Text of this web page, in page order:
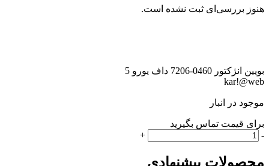
هنوز بررسی‌ای ثبت نشده است.
بویین انژکتور 0460-7206 داف یورو 5
kar!@web
موجود در انبار
برای قیمت تماس بگیرید
بویین
-
+
محصولات پیشنهادی